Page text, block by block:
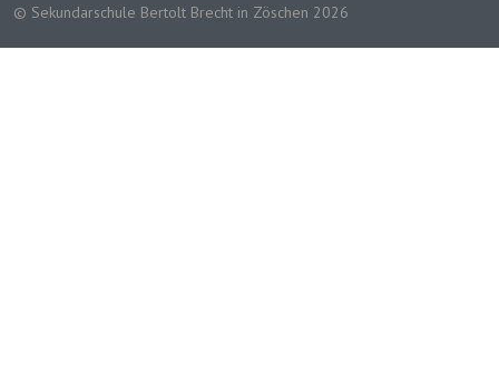
© Sekundarschule Bertolt Brecht in Zöschen 2026